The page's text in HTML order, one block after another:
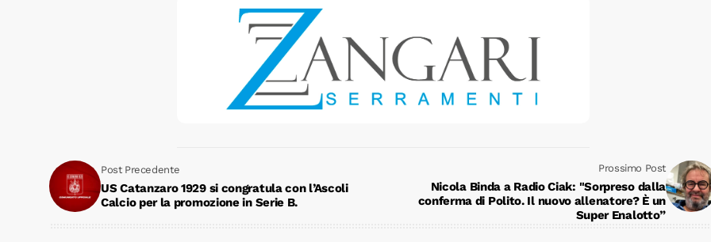
Post Precedente
US Catanzaro 1929 si congratula con l’Ascoli
Calcio per la promozione in Serie B.
Prossimo Post
Nicola Binda a Radio Ciak: "Sorpreso dalla
conferma di Polito. Il nuovo allenatore? È un
Super Enalotto”